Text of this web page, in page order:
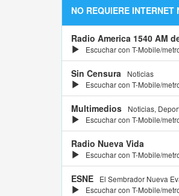
NO REQUIERE INTERNET
Radio America 1540 AM
Escuchar con T-Mobile/
Sin Censura
Noticias
Escuchar con T-Mobile/
Multimedios
Noticias,
Escuchar con T-Mobile/
Radio Nueva Vida
Escuchar con T-Mobile/
ESNE
El Sembrador Nueva
Escuchar con T-Mobile/